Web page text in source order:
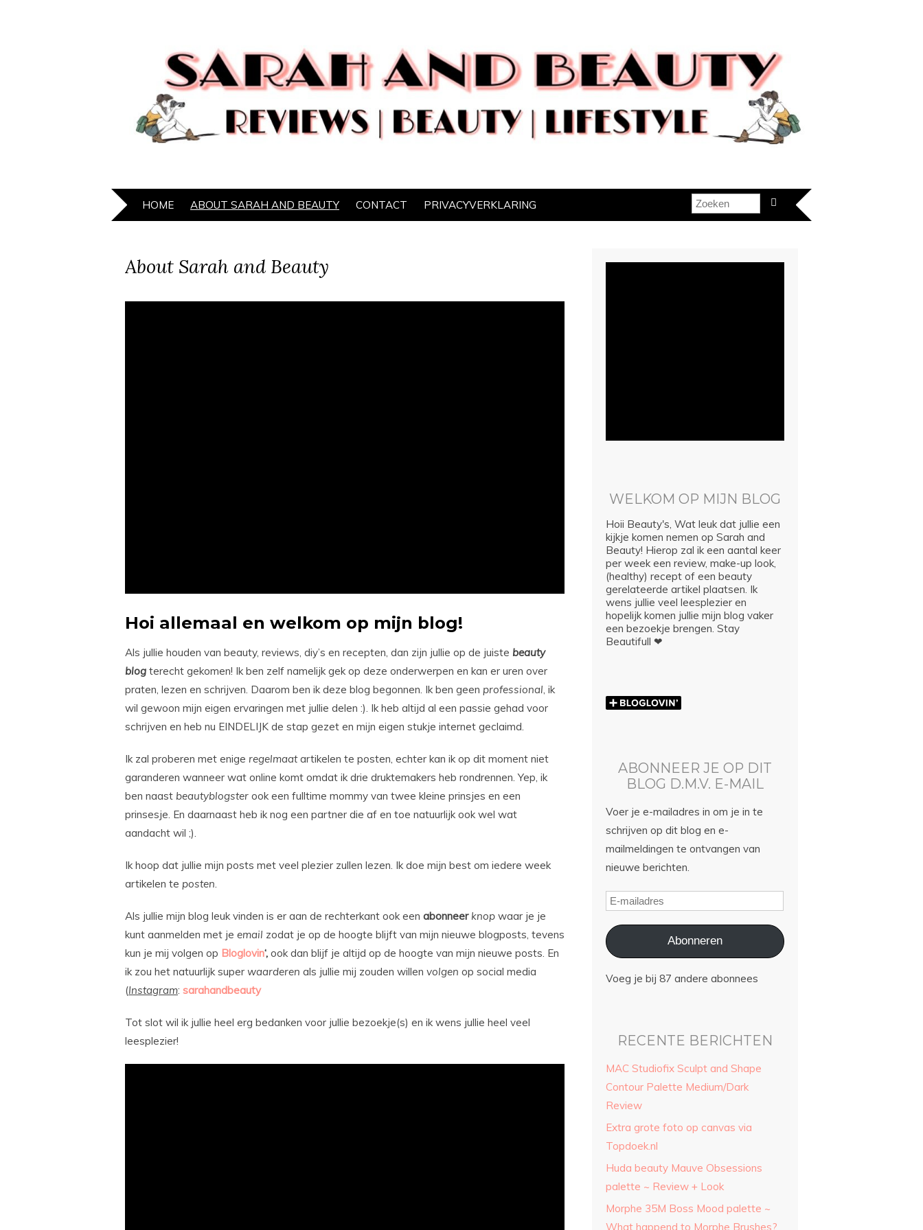
HOME ABOUT SARAH AND BEAUTY CONTACT PRIVACYVERKLARING
About Sarah and Beauty
Hoi allemaal en welkom op mijn blog!
Als jullie houden van beauty, reviews, diy’s en recepten, dan zijn jullie op de juiste beauty
blog terecht gekomen! Ik ben zelf namelijk gek op deze onderwerpen en kan er uren over
praten, lezen en schrijven. Daarom ben ik deze blog begonnen. Ik ben geen professional, ik
wil gewoon mijn eigen ervaringen met jullie delen :). Ik heb altijd al een passie gehad voor
schrijven en heb nu EINDELIJK de stap gezet en mijn eigen stukje internet geclaimd.
Ik zal proberen met enige regelmaatartikelen te posten, echter kan ik op dit moment niet
garanderen wanneer wat online komt omdat ik drie druktemakers heb rondrennen. Yep, ik
ben naast beautyblogster ook een fulltime mommy van twee kleine prinsjes en een
prinsesje. En daarnaast heb ik nog een partner die af en toe natuurlijk ook wel wat
aandacht wil ;).
Ik hoop dat jullie mijn posts met veel plezier zullen lezen. Ik doe mijn best om iedere week
artikelen te posten.
Als jullie mijn blog leuk vinden is er aan de rechterkant ook een abonneer knop waar je je
kunt aanmelden met je email zodat je op de hoogte blijft van mijn nieuwe blogposts, tevens
kun je mij volgen op Bloglovin‘, ook dan blijf je altijd op de hoogte van mijn nieuwe posts. En
ik zou het natuurlijk super waarderen als jullie mij zouden willen volgen op social media
(Instagram: sarahandbeauty
Tot slot wil ik jullie heel erg bedanken voor jullie bezoekje(s) en ik wens jullie heel veel
leesplezier!
WELKOM OP MIJN BLOG
Hoii Beauty's, Wat leuk dat jullie een
kijkje komen nemen op Sarah and
Beauty! Hierop zal ik een aantal keer
per week een review, make-up look,
(healthy) recept of een beauty
gerelateerde artikel plaatsen. Ik
wens jullie veel leesplezier en
hopelijk komen jullie mijn blog vaker
een bezoekje brengen. Stay
Beautifull ❤
ABONNEER JE OP DIT
BLOG D.M.V. E-MAIL
Voer je e-mailadres in om je in te
schrijven op dit blog en e-
mailmeldingen te ontvangen van
nieuwe berichten.
Abonneren
Voeg je bij 87 andere abonnees
RECENTE BERICHTEN
MAC Studiofix Sculpt and Shape
Contour Palette Medium/Dark
Review
Extra grote foto op canvas via
Topdoek.nl
Huda beauty Mauve Obsessions
palette ~ Review + Look
Morphe 35M Boss Mood palette ~
What happend to Morphe Brushes?